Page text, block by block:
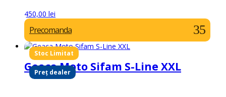
450,00 lei
Precomanda
Preț dealer
Geaca Moto Sifam S-Line XXL